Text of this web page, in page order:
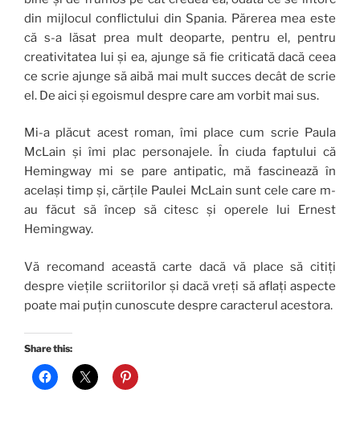
din mijlocul conflictului din Spania. Părerea mea este
că s-a lăsat prea mult deoparte, pentru el, pentru
creativitatea lui și ea, ajunge să fie criticată dacă ceea
ce scrie ajunge să aibă mai mult succes decât de scrie
el. De aici și egoismul despre care am vorbit mai sus.
Mi-a plăcut acest roman, îmi place cum scrie Paula
McLain și îmi plac personajele. În ciuda faptului că
Hemingway mi se pare antipatic, mă fascinează în
același timp și, cărțile Paulei McLain sunt cele care m-
au făcut să încep să citesc și operele lui Ernest
Hemingway.
Vă recomand această carte dacă vă place să citiți
despre viețile scriitorilor și dacă vreți să aflați aspecte
poate mai puțin cunoscute despre caracterul acestora.
Share this: